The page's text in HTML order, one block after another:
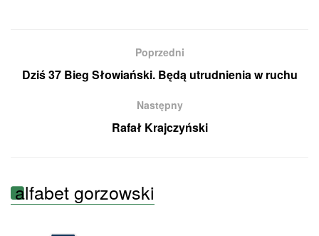
Poprzedni
Dziś 37 Bieg Słowiański. Będą utrudnienia w ruchu
Następny
Rafał Krajczyński
alfabet gorzowski